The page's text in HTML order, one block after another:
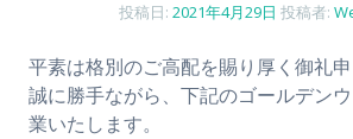
投稿日: 2021年4月29日 投稿者:
平素は格別のご高配を賜り厚く御礼申
誠に勝手ながら、下記のゴールデン
業いたします。